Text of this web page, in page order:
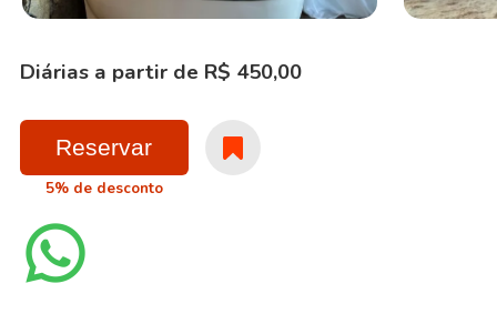
Diárias a partir de R$ 450,00
Reservar
5% de desconto